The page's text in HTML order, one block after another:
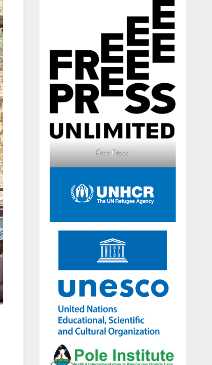
Free Press